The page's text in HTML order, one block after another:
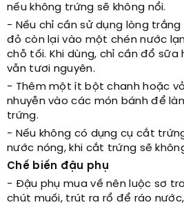
nếu không trứng sẽ không nổi.
- Nếu chỉ cần sử dụng lòng
đỏ còn lại vào một chén nước
chỗ tối. Khi dùng, chỉ cần đổ sữa
vẫn tươi nguyên.
- Thêm một ít bột chanh hoặc
nhuyễn vào các món bánh để
trứng.
- Nếu không có dụng cụ cắt
nước nóng, khi cắt trứng sẽ
Chế biến đậu phụ
- Đậu phụ mua về nên luộc sơ
chút muối, trút ra rổ để ráo